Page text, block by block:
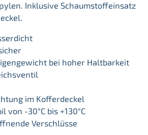
Inklusive Schaumstoffeinsatz
bei hoher Haltbarkeit
im Kofferdeckel
von -30°C bis +130°C
Verschlüsse